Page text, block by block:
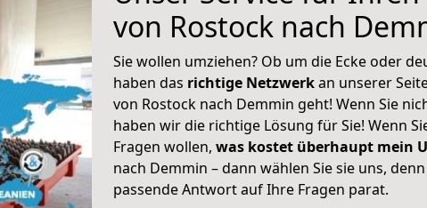
von Rostock nach
Sie wollen umziehen? Ob um die Ecke oder
haben das richtige Netzwerkan unserer
von Rostock nach Demmin geht! Wenn Sie
haben wir die richtige Lösung für Sie! Wenn
Fragen wollen, was kostet überhaupt mein
nach Demmin – dann wählen Sie sie uns,
passende Antwort auf Ihre Fragen parat.